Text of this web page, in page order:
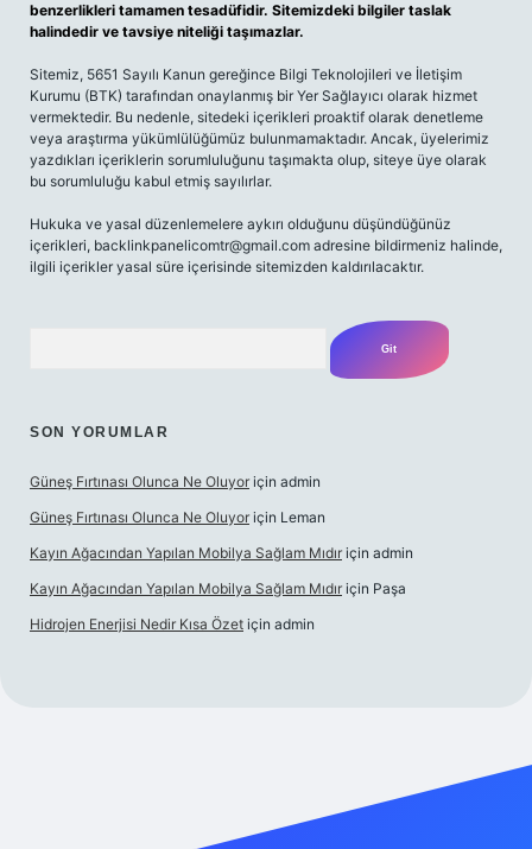
benzerlikleri tamamen tesadüfidir. Sitemizdeki bilgiler taslak
halindedir ve tavsiye niteliği taşımazlar.
Sitemiz, 5651 Sayılı Kanun gereğince Bilgi Teknolojileri ve İletişim
Kurumu (BTK) tarafından onaylanmış bir Yer Sağlayıcı olarak hizmet
vermektedir. Bu nedenle, sitedeki içerikleri proaktif olarak denetleme
veya araştırma yükümlülüğümüz bulunmamaktadır. Ancak, üyelerimiz
yazdıkları içeriklerin sorumluluğunu taşımakta olup, siteye üye olarak
bu sorumluluğu kabul etmiş sayılırlar.
Hukuka ve yasal düzenlemelere aykırı olduğunu düşündüğünüz
içerikleri, backlinkpanelicomtr@gmail.com adresine bildirmeniz halinde,
ilgili içerikler yasal süre içerisinde sitemizden kaldırılacaktır.
SON YORUMLAR
Güneş Fırtınası Olunca Ne Oluyor için admin
Güneş Fırtınası Olunca Ne Oluyor için Leman
Kayın Ağacından Yapılan Mobilya Sağlam Mıdır için admin
Kayın Ağacından Yapılan Mobilya Sağlam Mıdır için Paşa
Hidrojen Enerjisi Nedir Kısa Özet için admin